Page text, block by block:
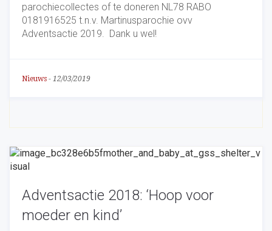
parochiecollectes of te doneren NL78 RABO
0181916525 t.n.v. Martinusparochie ovv
Adventsactie 2019. Dank u wel!
Nieuws - 12/03/2019
Adventsactie 2018: ‘Hoop voor
moeder en kind’